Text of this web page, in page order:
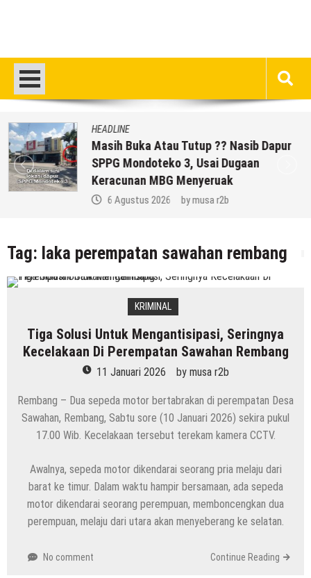
HEADLINE
Masih Buka Atau Tutup ?? Nasib Dapur
SPPG Mondoteko 3, Usai Dugaan
Keracunan MBG Menyeruak
6 Agustus 2026 bymusa r2b
Tag: laka perempatan sawahan rembang
KRIMINAL
Tiga Solusi Untuk Mengantisipasi, Seringnya
Kecelakaan Di Perempatan Sawahan Rembang
11 Januari 2026 by musa r2b
Rembang – Dua sepeda motor bertabrakan di perempatan Desa
Sawahan, Rembang, Sabtu sore (10 Januari 2026) sekira pukul
17.00 Wib. Kecelakaan tersebut terekam kamera CCTV.
Awalnya, sepeda motor dikendarai seorang pria melaju dari
barat ke timur. Dalam waktu hampir bersamaan, ada sepeda
motor dikendarai seorang perempuan, memboncengkan dua
perempuan, melaju dari utara akan menyeberang ke selatan.
No comment Continue Reading